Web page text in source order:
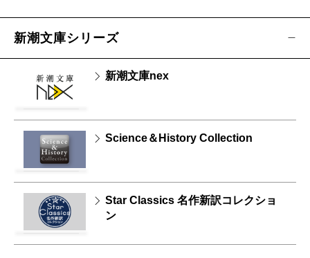
新潮文庫シリーズ
新潮文庫nex
Science＆History Collection
Star Classics 名作新訳コレクショ
ン